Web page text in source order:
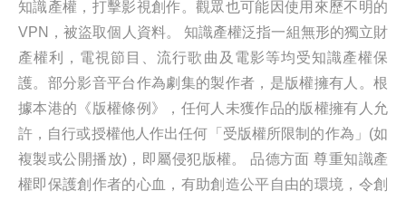
知識產權，打擊影視創作。觀眾也可能因使用來歷不明的
VPN，被盜取個人資料。 知識產權泛指一組無形的獨立財
產權利，電視節目、流行歌曲及電影等均受知識產權保
護。部分影音平台作為劇集的製作者，是版權擁有人。根
據本港的《版權條例》，任何人未獲作品的版權擁有人允
許，自行或授權他人作出任何「受版權所限制的作為」(如
複製或公開播放)，即屬侵犯版權。 品德方面 尊重知識產
權即保護創作者的心血，有助創造公平自由的環境，令創